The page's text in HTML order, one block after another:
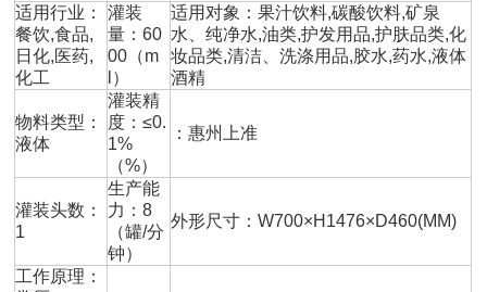
适用行业：
餐饮,食品,
日化,医药,
化工
灌装
量：60
00（m
l）
适用对象：果汁饮料,碳酸饮料,矿泉
水、纯净水,油类,护发用品,护肤品类,化
妆品类,清洁、洗涤用品,胶水,药水,液体
酒精
物料类型：
液体
灌装精
度：≤0.
1%
（%）
：惠州上准
灌装头数：
1
生产能
力：8
（罐/分
钟）
外形尺寸：W700×H1476×D460(MM)
工作原理：